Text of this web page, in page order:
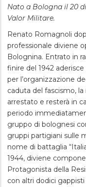
Nato a Bologna il 20
Valor Militare.
Renato Romagnoli
professionale diviene
Bolognina. Entrato in
finire del 1942
per l’organizzazione
caduta del fascismo,
arrestato e resterà in
periodo
gruppo di bolognesi
gruppi partigiani sulle
nome di battaglia
1944, diviene
Protagonista della
con altri dodici gappisti